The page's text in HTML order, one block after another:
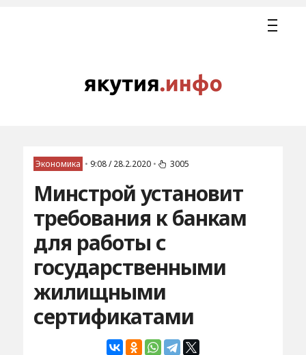
Экономика • 9:08 / 28.2.2020 • 3005
Минстрой установит
требования к банкам
для работы с
государственными
жилищными
сертификатами